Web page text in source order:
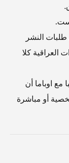
النشر
العراقية كلا
اوباما أن
أو مباشرة